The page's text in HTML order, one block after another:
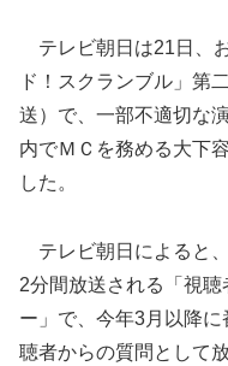
テレビ朝日は21日、
ド！スクランブル」
送）で、一部不適切な
内でＭＣを務める大下
した。
テレビ朝日によると
2分間放送される「視
ー」で、今年3月以降
聴者からの質問として